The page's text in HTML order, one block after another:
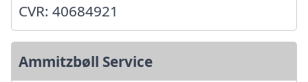
CVR: 40684921
Ammitzbøll Service